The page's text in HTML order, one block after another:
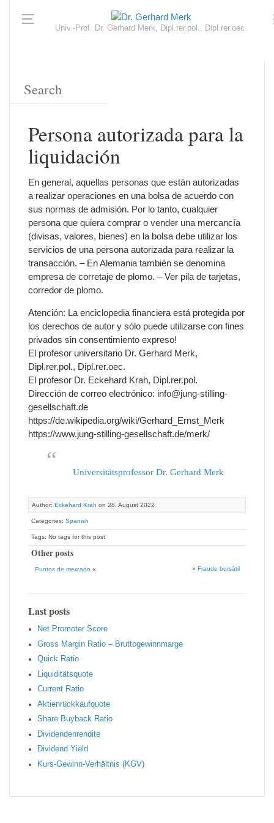
Univ.-Prof. Dr. Gerhard Merk, Dipl.rer.pol., Dipl.rer.oec.
Persona autorizada para la
liquidación
En general, aquellas personas que están autorizadas
a realizar operaciones en una bolsa de acuerdo con
sus normas de admisión. Por lo tanto, cualquier
persona que quiera comprar o vender una mercancía
(divisas, valores, bienes) en la bolsa debe utilizar los
servicios de una persona autorizada para realizar la
transacción. – En Alemania también se denomina
empresa de corretaje de plomo. – Ver pila de tarjetas,
corredor de plomo.
Atención: La enciclopedia financiera está protegida por
los derechos de autor y sólo puede utilizarse con fines
privados sin consentimiento expreso!
El profesor universitario Dr. Gerhard Merk,
Dipl.rer.pol., Dipl.rer.oec.
El profesor Dr. Eckehard Krah, Dipl.rer.pol.
Dirección de correo electrónico: info@jung-stilling-
gesellschaft.de
https://de.wikipedia.org/wiki/Gerhard_Ernst_Merk
https://www.jung-stilling-gesellschaft.de/merk/
Universitätsprofessor Dr. Gerhard Merk
Author: Eckehard Krah on 28. August 2022
Categories: Spanish
Tags: No tags for this post
Other posts
Puntos de mercado « » Fraude bursátil
Last posts
Net Promoter Score
Gro ss Margin Ratio – Bruttogewinnmarge
Quic k Ratio
Liquiditätsquote
Current Ratio
Aktienrückkaufquote
Sha re Buyback Ratio
Dividendenrendite
Dividend Yield
Kurs-Gewinn-Verhältnis (KGV)